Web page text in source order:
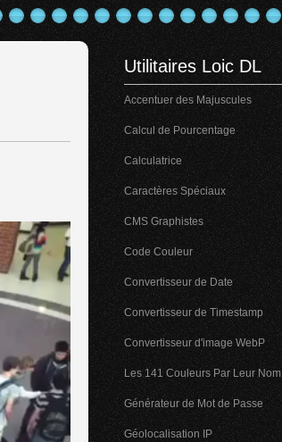
Utilitaires Loic DL
Accentuer des Majuscules
Calcul de Pourcentage
Calculatrice
Caractères Spéciaux
CMS Graphistes
Code Couleur
Convertisseur de Date
Convertisseur de Timestamp
Convertisseur d'image WebP
Les 141 Couleurs Par Leur Nom
Générateur de Mot de Passe
Géolocalisation IP